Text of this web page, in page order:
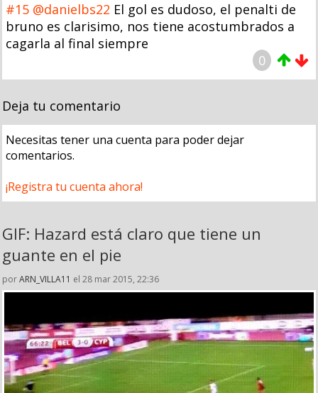
#15 @danielbs22 El gol es dudoso, el penalti de
bruno es clarisimo, nos tiene acostumbrados a
cagarla al final siempre
0
Deja tu comentario
Necesitas tener una cuenta para poder dejar
comentarios.
¡Registra tu cuenta ahora!
GIF: Hazard está claro que tiene un
guante en el pie
porARN_VILLA11 el 28 mar 2015, 22:36